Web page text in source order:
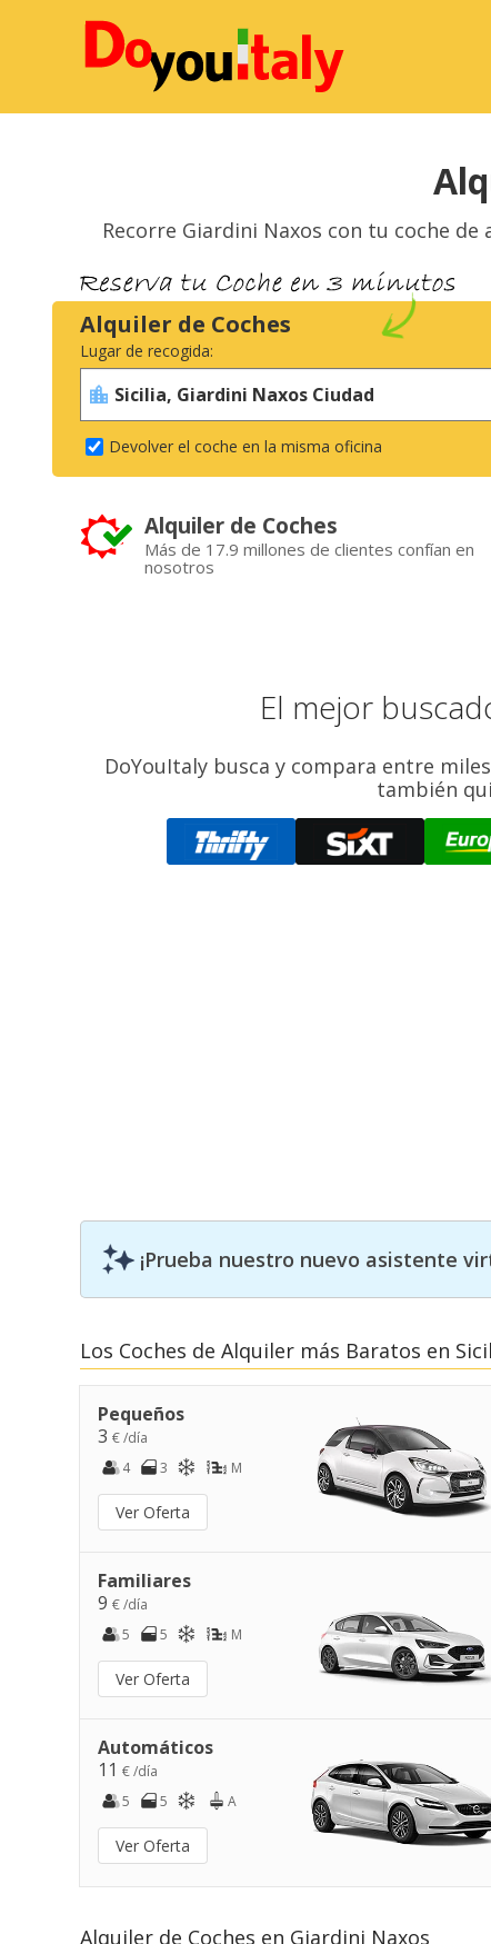
Recorre Giardini Naxos con tu coche
Alquiler de Coches
Lugar de recogida:
Devolver el coche en la misma oficina
Alquiler de Coches
Más de 17.9 millones de clientes confían en
nosotros
El mejor
DoYouItaly busca y compara entre
también
¡Prueba nuestro nuevo asistente
Los Coches de Alquiler más Baratos en
Pequeños
3 € /día
4
3 M
Ver Oferta
Familiares
9 € /día
5
5 M
Ver Oferta
Automáticos
11 € /día
5
5 A
Ver Oferta
Alquiler de Coches en Giardini Naxos